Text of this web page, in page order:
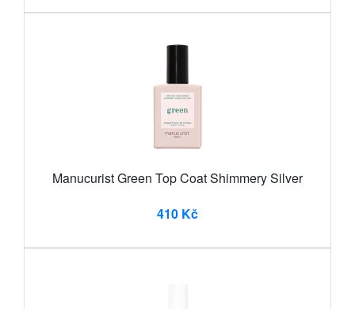
Manucurist Green Top Coat Shimmery Silver
410 Kč